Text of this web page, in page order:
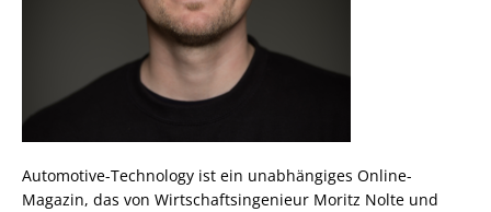
Automotive-Technology ist ein unabhängiges Online-
Magazin, das von Wirtschaftsingenieur Moritz Nolte und